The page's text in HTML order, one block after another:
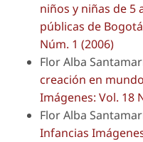
niños y niñas de 5
públicas de Bogotá
Núm. 1 (2006)
Flor Alba
creación en
Imágenes: Vol. 18
Flor Alba
Infancias